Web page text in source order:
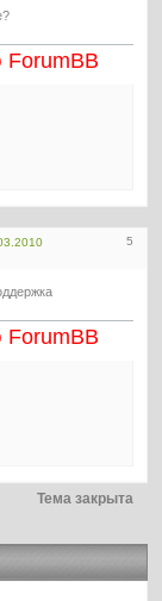
5
Тема закрыта